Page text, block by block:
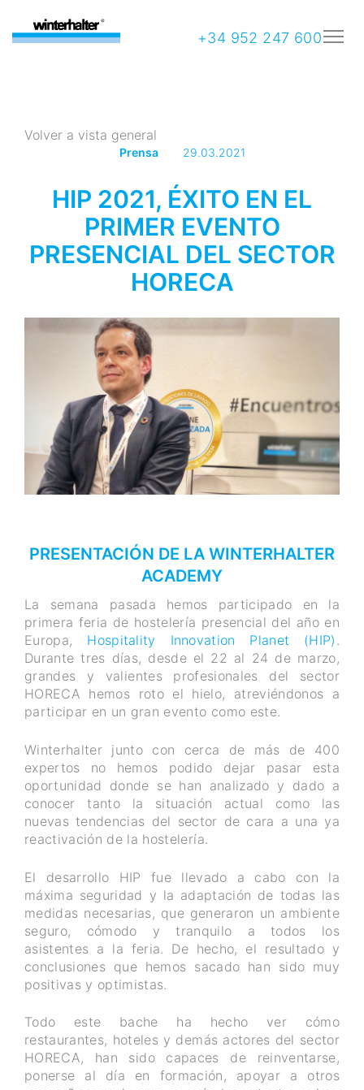
+34 952 247 600
Volver a vista general
Prensa 29.03.2021
HIP 2021, ÉXITO EN EL
PRIMER EVENTO
PRESENCIAL DEL SECTOR
HORECA
PRESENTACIÓN DE LA WINTERHALTER
ACADEMY
La semana pasada hemos participado en la
primera feria de hostelería presencial del año en
Europa, Hospitality Innovation Planet (HIP) .
Durante tres días, desde el 22 al 24 de marzo,
grandes y valientes profesionales del sector
HORECA hemos roto el hielo, atreviéndonos a
participar en un gran evento como este.
Winterhalter junto con cerca de más de 400
expertos no hemos podido dejar pasar esta
oportunidad donde se han analizado y dado a
conocer tanto la situación actual como las
nuevas tendencias del sector de cara a una ya
reactivación de la hostelería.
El desarrollo HIP fue llevado a cabo con la
máxima seguridad y la adaptación de todas las
medidas necesarias, que generaron un ambiente
seguro, cómodo y tranquilo a todos los
asistentes a la feria. De hecho, el resultado y
conclusiones que hemos sacado han sido muy
positivas y optimistas.
Todo este bache ha hecho ver cómo
restaurantes, hoteles y demás actores del sector
HORECA, han sido capaces de reinventarse,
ponerse al día en formación, apoyar a otros